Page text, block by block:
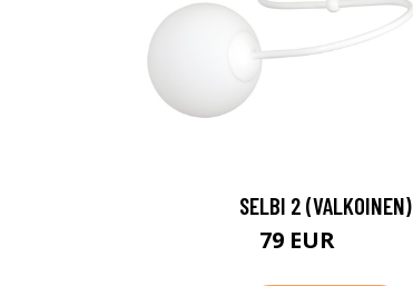
SELBI 2 (VALKOINEN)
79 EUR